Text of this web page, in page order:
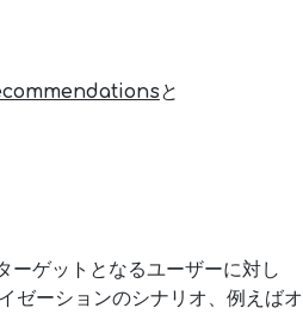
と
ーゲットとなるユーザーに対し
ゼーションのシナリオ、例えばオ